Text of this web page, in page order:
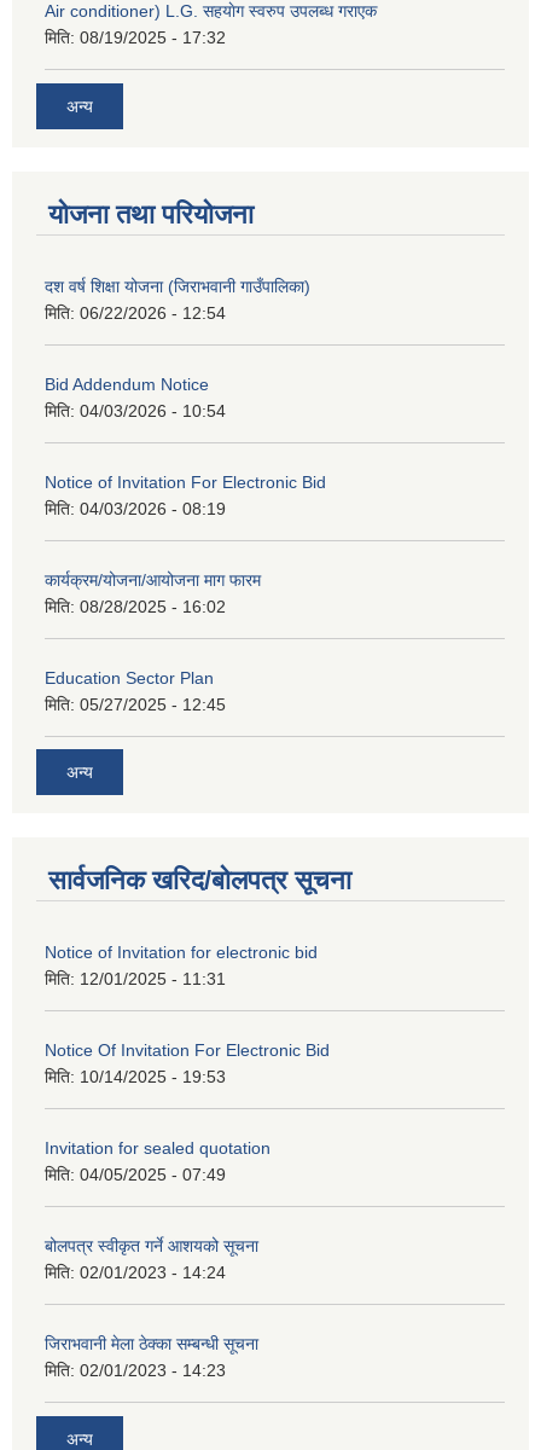
Air conditioner) L.G. सहयाेग स्वरुप उपलब्ध गराएक
मिति: 08/19/2025 - 17:32
अन्य
योजना तथा परियोजना
दश वर्ष शिक्षा योजना (जिराभवानी गाउँपालिका)
मिति: 06/22/2026 - 12:54
Bid Addendum Notice
मिति: 04/03/2026 - 10:54
Notice of Invitation For Electronic Bid
मिति: 04/03/2026 - 08:19
कार्यक्रम/योजना/आयोजना माग फारम
मिति: 08/28/2025 - 16:02
Education Sector Plan
मिति: 05/27/2025 - 12:45
अन्य
सार्वजनिक खरिद/बोलपत्र सूचना
Notice of Invitation for electronic bid
मिति: 12/01/2025 - 11:31
Notice Of Invitation For Electronic Bid
मिति: 10/14/2025 - 19:53
Invitation for sealed quotation
मिति: 04/05/2025 - 07:49
बोलपत्र स्वीकृत गर्ने आशयको सूचना
मिति: 02/01/2023 - 14:24
जिराभवानी मेला ठेक्का सम्बन्धी सूचना
मिति: 02/01/2023 - 14:23
अन्य